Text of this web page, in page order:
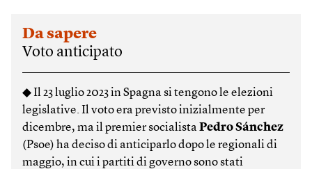
Da sapere
Voto anticipato
◆ Il 23 luglio 2023 in Spagna si tengono le elezioni
legislative. Il voto era previsto inizialmente per
dicembre, ma il premier socialistaPedro Sánchez
(Psoe) ha deciso di anticiparlo dopo le regionali di
maggio, in cui i partiti di governo sono stati